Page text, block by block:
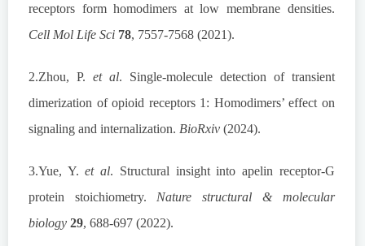
receptors form homodimers at low membrane densities.
Cell Mol Life Sci 78, 7557-7568 (2021).
2.Zhou, P. et al. Single-molecule detection of transient
dimerization of opioid receptors 1: Homodimers’ effect on
signaling and internalization. BioRxiv (2024).
3.Yue, Y.et al. Structural insight into apelin receptor-G
protein stoichiometry. Nature structural & molecular
biology 29, 688-697 (2022).